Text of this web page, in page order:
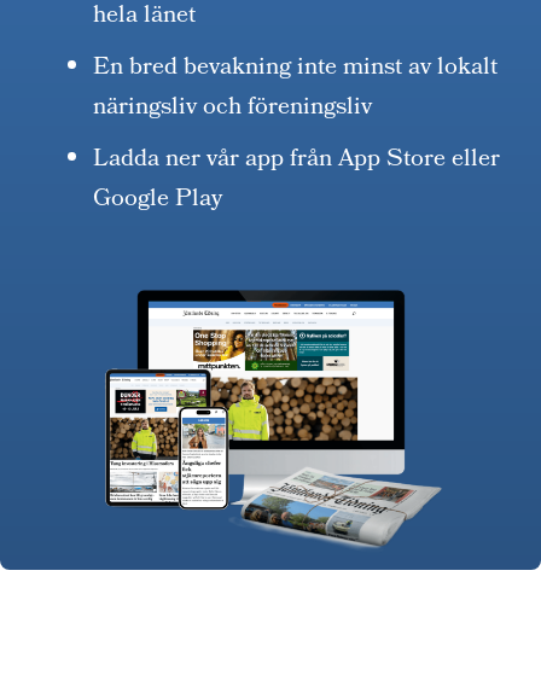
hela länet
En bred bevakning inte minst av lokalt
näringsliv och föreningsliv
Ladda ner vår app från App Store eller
Google Play